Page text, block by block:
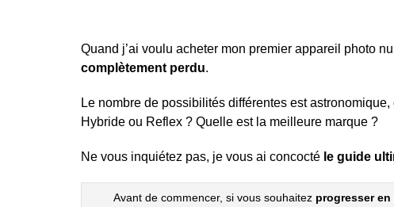
Quand j’ai voulu acheter mon premier appareil photo
complètement perdu.
Le nombre de possibilités différentes est
Hybride ou Reflex ? Quelle est la meilleure marque ?
Ne vous inquiétez pas, je vous ai concocté le guide
Avant de commencer, si vous souhaitez progresser